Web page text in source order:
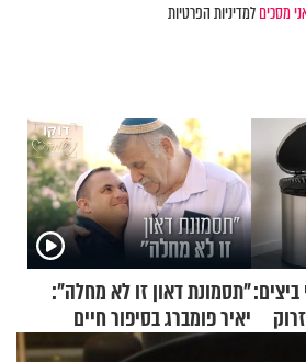
מסכיםלמדיניות הפרטיות
"תסמונת דאון זו לא מחלה":
יאיר פומברג בסיפור חיים
מעורר השראה